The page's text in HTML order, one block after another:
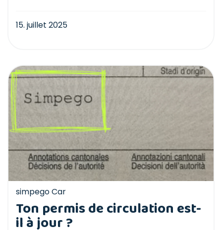
15. juillet 2025
simpego Car
Ton permis de circulation est-
il à jour ?